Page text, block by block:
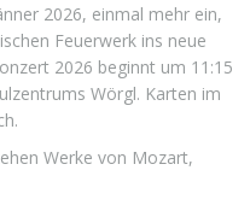
2026, einmal mehr ein,
Feuerwerk ins neue
2026 beginnt um 11:15
Wörgl. Karten im
Werke von Mozart,